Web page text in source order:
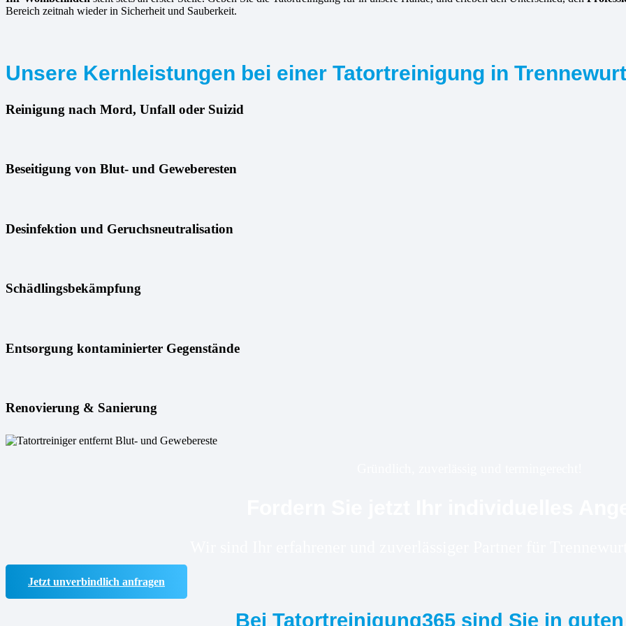
Bereich zeitnah wieder in Sicherheit und Sauberkeit.
Unsere Kernleistungen bei einer Tatortreinigung in
Reinigung nach Mord, Unfall oder Suizid
Beseitigung von Blut- und Geweberesten
Desinfektion und Geruchsneutralisation
Schädlingsbekämpfung
Entsorgung kontaminierter Gegenstände
Renovierung & Sanierung
Jetzt unverbindlich anfragen
Bei Tatortreinigung365 sind Sie in